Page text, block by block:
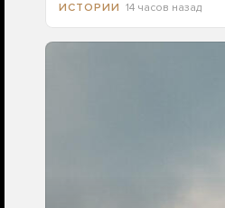
ИСТОРИИ 14 часов назад